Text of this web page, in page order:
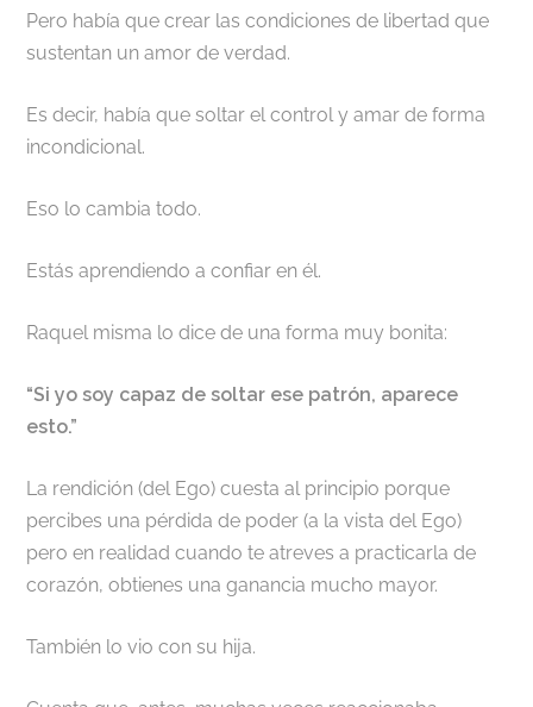
Pero había que crear las condiciones de libertad que
sustentan un amor de verdad.
Es decir, había que soltar el control y amar de forma
incondicional.
Eso lo cambia todo.
Estás aprendiendo a confiar en él.
Raquel misma lo dice de una forma muy bonita:
“Si yo soy capaz de soltar ese patrón, aparece
esto.”
La rendición (del Ego) cuesta al principio porque
percibes una pérdida de poder (a la vista del Ego)
pero en realidad cuando te atreves a practicarla de
corazón, obtienes una ganancia mucho mayor.
También lo vio con su hija.